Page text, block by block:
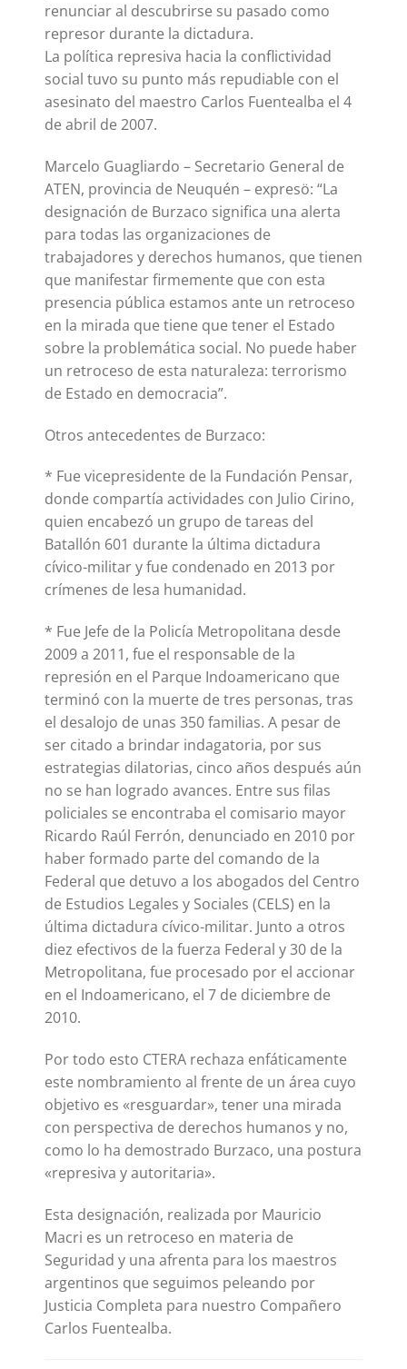
renunciar al descubrirse su pasado como
represor durante la dictadura.
La política represiva hacia la conflictividad
social tuvo su punto más repudiable con el
asesinato del maestro Carlos Fuentealba el 4
de abril de 2007.
Marcelo Guagliardo – Secretario General de
ATEN, provincia de Neuquén – expresö: “La
designación de Burzaco significa una alerta
para todas las organizaciones de
trabajadores y derechos humanos, que tienen
que manifestar firmemente que con esta
presencia pública estamos ante un retroceso
en la mirada que tiene que tener el Estado
sobre la problemática social. No puede haber
un retroceso de esta naturaleza: terrorismo
de Estado en democracia”.
Otros antecedentes de Burzaco:
* Fue vicepresidente de la Fundación Pensar,
donde compartía actividades con Julio Cirino,
quien encabezó un grupo de tareas del
Batallón 601 durante la última dictadura
cívico-militar y fue condenado en 2013 por
crímenes de lesa humanidad.
* Fue Jefe de la Policía Metropolitana desde
2009 a 2011, fue el responsable de la
represión en el Parque Indoamericano que
terminó con la muerte de tres personas, tras
el desalojo de unas 350 familias. A pesar de
ser citado a brindar indagatoria, por sus
estrategias dilatorias, cinco años después aún
no se han logrado avances. Entre sus filas
policiales se encontraba el comisario mayor
Ricardo Raúl Ferrón, denunciado en 2010 por
haber formado parte del comando de la
Federal que detuvo a los abogados del Centro
de Estudios Legales y Sociales (CELS) en la
última dictadura cívico-militar. Junto a otros
diez efectivos de la fuerza Federal y 30 de la
Metropolitana, fue procesado por el accionar
en el Indoamericano, el 7 de diciembre de
2010.
Por todo esto CTERA rechaza enfáticamente
este nombramiento al frente de un área cuyo
objetivo es «resguardar», tener una mirada
con perspectiva de derechos humanos y no,
como lo ha demostrado Burzaco, una postura
«represiva y autoritaria».
Esta designación, realizada por Mauricio
Macri es un retroceso en materia de
Seguridad y una afrenta para los maestros
argentinos que seguimos peleando por
Justicia Completa para nuestro Compañero
Carlos Fuentealba.